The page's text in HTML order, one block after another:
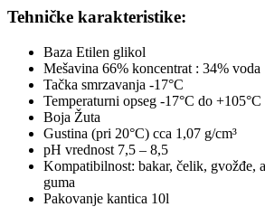
Tehničke karakteristike:
Baza Etilen glikol
Mešavina 66% koncentrat : 34% voda
Tačka smrzavanja -17°C
Temperaturni opseg -17°C do +105°C
Boja Žuta
Gustina (pri 20°C) cca 1,07 g/cm³
pH vrednost 7,5 – 8,5
Kompatibilnost: bakar, čelik, gvožđe,
guma
Pakovanje kantica 10l